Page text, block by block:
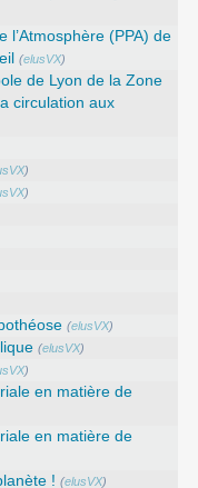
l’Atmosphère (PPA) de
(elusVX)
de Lyon de la Zone
circulation aux
)
)
(elusVX)
(elusVX)
)
en matière de
en matière de
! (elusVX)